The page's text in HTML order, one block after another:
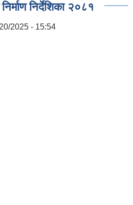
निर्देशिका २०८१
2025 - 15:54